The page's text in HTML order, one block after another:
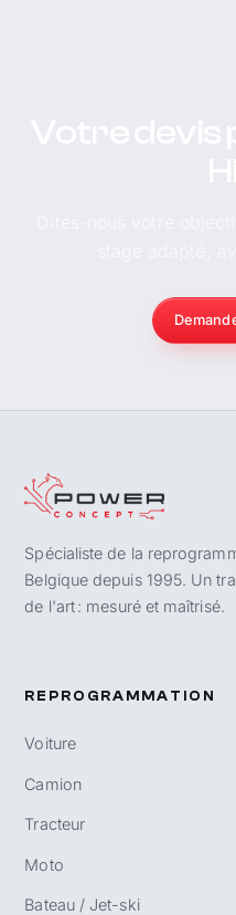
Spécialiste de la
Belgique depuis 1995. Un
de l'art : mesuré et maîtrisé.
REPROGRAMMATION
Voiture
Camion
Tracteur
Moto
Bateau / Jet-ski